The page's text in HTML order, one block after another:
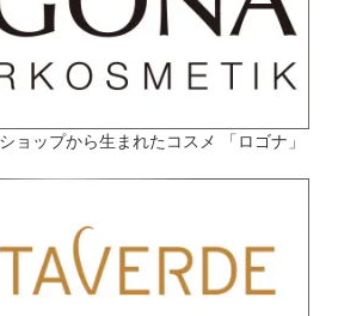
ョップから生まれたコスメ 「ロゴナ」